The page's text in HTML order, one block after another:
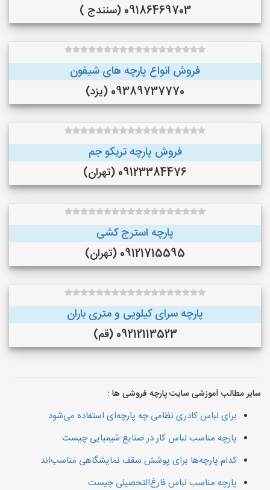
09186469703 (سنندج )
فروش انواع پارچه های شیفون
09389737770 (یزد)
فروش پارچه تریکو جم
09123384476 (تهران)
پارچه استرج کشی
09121715595 (تهران)
پارچه سرای کیلویی و متری باران
09212113523 (قم)
سایر مطالب آموزشی سایت پارچه فروشی ها :
برای لباس کادری نظامی چه پارچه‌ای استفاده می‌شود
پارچه مناسب لباس کار در صنایع شیمیایی چیست
کدام پارچه‌ها برای پوشش سقف نمایشگاهی مناسب‌اند
پارچه مناسب لباس فارغ‌التحصیلی چیست